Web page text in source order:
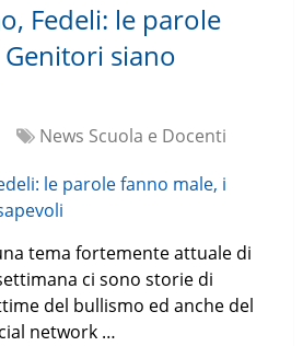
Fedeli: le parole
siano
News Scuola e Docenti
tema fortemente attuale di
ci sono storie di
del bullismo ed anche del
network …